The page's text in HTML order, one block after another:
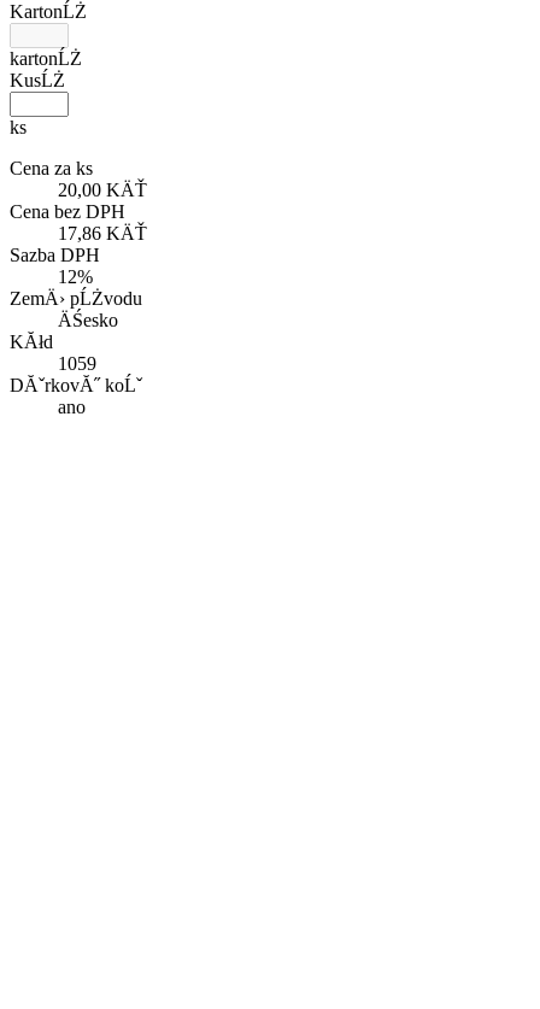
KartonĹŻ
kartonĹŻ
KusĹŻ
ks
Cena za ks
20,00 KÄŤ
Cena bez DPH
17,86 KÄŤ
Sazba DPH
12%
ZemÄ› pĹŻvodu
ÄŚesko
KĂłd
1059
DĂˇrkovĂ˝ koĹˇ
ano